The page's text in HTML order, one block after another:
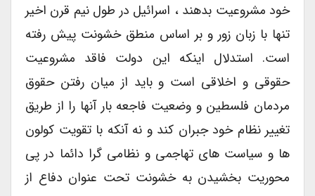
خود مشروعیت بدهند ، اسرائیل در طول نیم قرن اخیر
تنها با زبان زور و بر اساس منطق خشونت پیش رفته
است. استدلال اینکه این دولت فاقد مشروعیت
حقوقی و اخلاقی است و باید از میان رفتن حقوق
مردمان فلسطین و وضعیت فاجعه بار آنها را از طریق
تغییر نظام خود جبران کند و نه آنکه با تقویت کولون
ها و سیاست های تهاجمی و نظامی گرا دائما در پی
محوریت بخشیدن به خشونت تحت عنوان دفاع از